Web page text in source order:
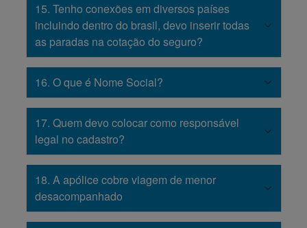
15. Tenho conexões em diversos países
incluindo dentro do brasil, devo inserir todas
as paradas na cotação do seguro?
16. O que é Nome Social?
17. Quem devo colocar como responsável
legal no cadastro?
18. A apólice cobre viagem de menor
desacompanhado